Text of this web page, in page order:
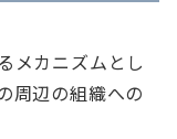
メカニズムとし
周辺の組織への